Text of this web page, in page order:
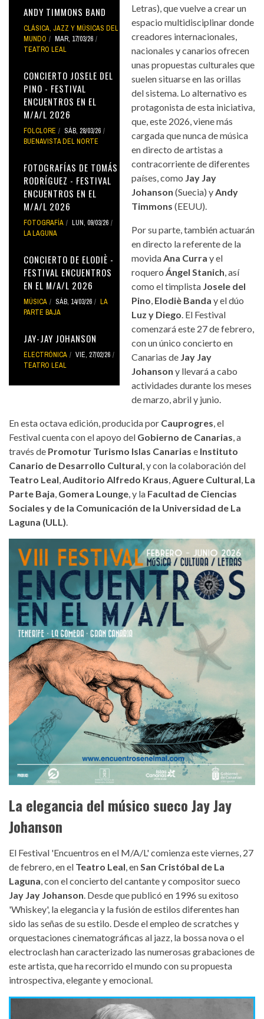
ANDY TIMMONS BAND
CLÁSICA, JAZZ Y MÚSICAS DEL
MUNDO
MAR, 17/03/26
TEATRO LEAL
CONCIERTO JOSELE DEL
PINO - FESTIVAL
ENCUENTROS EN EL
M/A/L 2026
FOLCLORE
SÁB, 28/03/26
BUENAVISTA DEL NORTE
FOTOGRAFÍAS DE TOMÁS
RODRÍGUEZ - FESTIVAL
ENCUENTROS EN EL
M/A/L 2026
FOTOGRAFÍA
LUN, 09/03/26
LA LAGUNA
CONCIERTO DE ELODIÈ -
FESTIVAL ENCUENTROS
EN EL M/A/L 2026
MÚSICA SÁB, 14/03/26
LA
PARTE BAJA
JAY-JAY JOHANSON
ELECTRÓNICA
VIE, 27/02/26
TEATRO LEAL
Letras), que vuelve a crear un
espacio multidisciplinar donde
creadores internacionales,
nacionales y canarios ofrecen
unas propuestas culturales que
suelen situarse en las orillas
del sistema. Lo alternativo es
protagonista de esta iniciativa,
que, este 2026, viene más
cargada que nunca de música
en directo de artistas a
contracorriente de diferentes
países, como Jay Jay
Johanson (Suecia) yAndy
Timmons (EEUU).
Por su parte, también actuarán
en directo la referente de la
movidaAna Curra y el
roqueroÁngel Stanich, así
como el timplista Josele del
Pino, Elodiè Banda y el dúo
Luz y Diego. El Festival
comenzará este 27 de febrero,
con un único concierto en
Canarias de Jay Jay
Johanson y llevará a cabo
actividades durante los meses
de marzo, abril y junio.
En esta octava edición, producida por Cauprogres, el
Festival cuenta con el apoyo del Gobierno de Canarias, a
través de Promotur Turismo Islas Canarias e Instituto
Canario de Desarrollo Cultural, y con la colaboración del
Teatro Leal,Auditorio Alfredo Kraus,Aguere Cultural, La
Parte Baja, Gomera Lounge, y la Facultad de Ciencias
Sociales y de la Comunicación de la Universidad de La
Laguna (ULL).
encuentros-en-el-m-a-l-2026.jpeg
La elegancia del músico sueco Jay Jay
Johanson
El Festival 'Encuentros en el M/A/L' comienza este viernes, 27
de febrero, en el Teatro Leal, enSan Cristóbal de La
Laguna, con el concierto del cantante y compositor sueco
Jay Jay Johanson. Desde que publicó en 1996 su exitoso
'Whiskey', la elegancia y la fusión de estilos diferentes han
sido las señas de su estilo. Desde el empleo de scratches y
orquestaciones cinematográficas al jazz, la bossa nova o el
electroclash han caracterizado las numerosas grabaciones de
este artista, que ha recorrido el mundo con su propuesta
introspectiva, elegante y emocional.